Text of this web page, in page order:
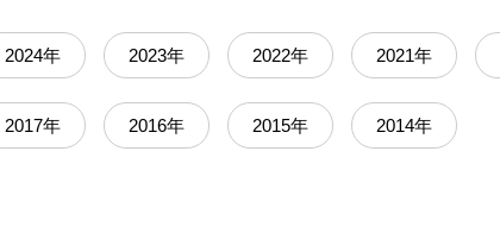
2024年 2023年 2022年 2021年
2017年 2016年 2015年 2014年